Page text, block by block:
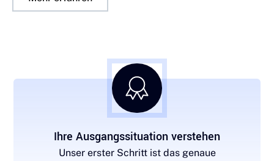
Ihre Ausgangssituation verstehen
Unser erster Schritt ist das genaue